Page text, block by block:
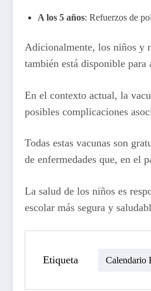
A los 5 años: Refuerzos de
Adicionalmente, los niños y
también está disponible para
En el contexto actual, la
posibles complicaciones
Todas estas vacunas son
de enfermedades que, en el
La salud de los niños es
escolar más segura y
Etiqueta Calendario